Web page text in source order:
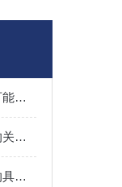
卧式CNC车床自动换刀系统可能出现的故障
卧式CNC车床在模具制造中的关键作用
提升卧式CNC车床加工效率的具体策略和方法